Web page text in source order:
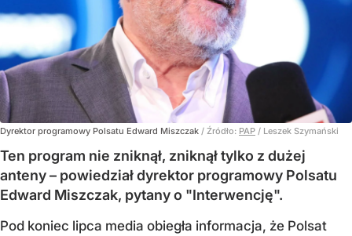
Dyrektor programowy Polsatu Edward Miszczak / Źródło: PAP / Leszek Szymański
Ten program nie zniknął, zniknął tylko z dużej
anteny – powiedział dyrektor programowy Polsatu
Edward Miszczak, pytany o "Interwencję".
Pod koniec lipca media obiegła informacja, że Polsat